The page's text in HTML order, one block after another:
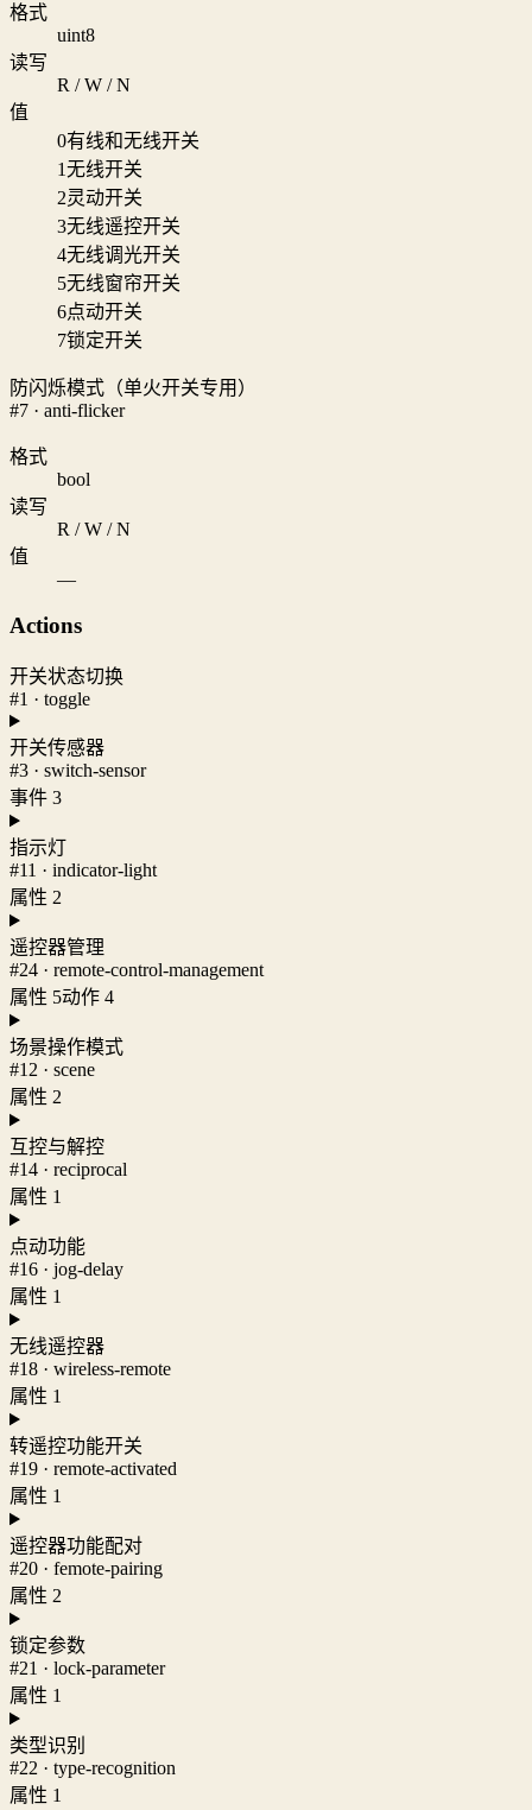
格式
uint8
读写
R / W / N
值
0有线和无线开关
1无线开关
2灵动开关
3无线遥控开关
4无线调光开关
5无线窗帘开关
6点动开关
7锁定开关
防闪烁模式（单火开关专用）
#7 · anti-flicker
格式
bool
读写
R / W / N
值
—
Actions
开关状态切换
#1 · toggle
开关传感器
#3 · switch-sensor
事件 3
指示灯
#11 · indicator-light
属性 2
遥控器管理
#24 · remote-control-management
属性 5动作 4
场景操作模式
#12 · scene
属性 2
互控与解控
#14 · reciprocal
属性 1
点动功能
#16 · jog-delay
属性 1
无线遥控器
#18 · wireless-remote
属性 1
转遥控功能开关
#19 · remote-activated
属性 1
遥控器功能配对
#20 · femote-pairing
属性 2
锁定参数
#21 · lock-parameter
属性 1
类型识别
#22 · type-recognition
属性 1